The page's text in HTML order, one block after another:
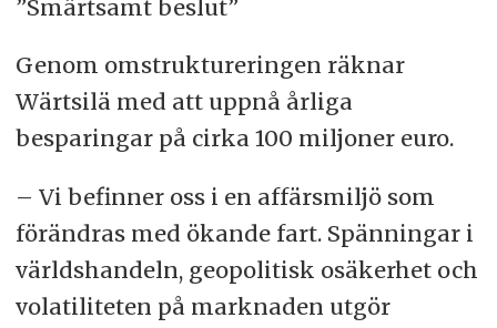
”Smärtsamt beslut”
Genom omstruktureringen räknar
Wärtsilä med att uppnå årliga
besparingar på cirka 100 miljoner euro.
– Vi befinner oss i en affärsmiljö som
förändras med ökande fart. Spänningar i
världshandeln, geopolitisk osäkerhet och
volatiliteten på marknaden utgör